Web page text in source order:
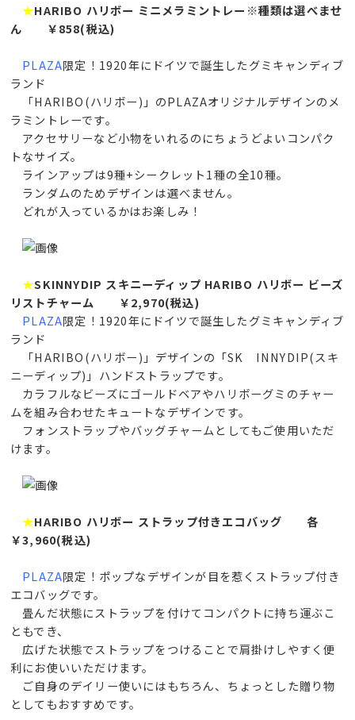
★HARIBO ハリボー ミニメラミントレー※種類は選べませ
ん ￥858(税込)
PLAZA限定！1920年にドイツで誕生したグミキャンディブ
ランド
「HARIBO(ハリボー)」のPLAZAオリジナルデザインのメ
ラミントレーです。
アクセサリーなど小物をいれるのにちょうどよいコンパク
トなサイズ。
ラインアップは9種+シークレット1種の全10種。
ランダムのためデザインは選べません。
どれが入っているかはお楽しみ！
★SKINNYDIP スキニーディップ HARIBO ハリボー ビーズ
リストチャーム ￥2,970(税込)
PLAZA限定！1920年にドイツで誕生したグミキャンディブ
ランド
「HARIBO(ハリボー)」デザインの「SK INNYDIP(スキ
ニーディップ)」ハンドストラップです。
カラフルなビーズにゴールドベアやハリボーグミのチャー
ムを組み合わせたキュートなデザインです。
フォンストラップやバッグチャームとしてもご使用いただ
けます。
★HARIBO ハリボー ストラップ付きエコバッグ 各
￥3,960(税込)
PLAZA限定！ポップなデザインが目を惹くストラップ付き
エコバッグです。
畳んだ状態にストラップを付けてコンパクトに持ち運ぶこ
ともでき、
広げた状態でストラップをつけることで肩掛けしやすく便
利にお使いいただけます。
ご自身のデイリー使いにはもちろん、ちょっとした贈り物
としてもおすすめです。